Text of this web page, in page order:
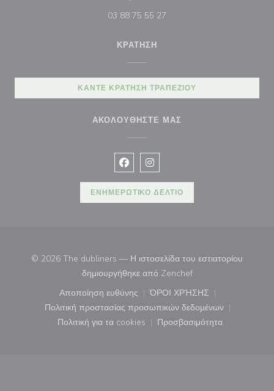
03 88 75 55 27
ΚΡΆΤΗΣΗ
ΚΆΝΤΕ ΚΡΆΤΗΣΗ ΤΡΑΠΕΖΙΟΎ
ΑΚΟΛΟΥΘΉΣΤΕ ΜΑΣ
Facebook ((ανοίγει σε νέο
Instagram ((ανοίγει σε νέο
ΕΝΗΜΕΡΩΤΙΚΌ ΔΕΛΤΊΟ
© 2026 The dubliners — Η ιστοσελίδα του εστιατορίου
δημιουργήθηκε από Zenchef((ανοίγει σε νέο
Αποποίηση ευθύνης
((ανοίγει σε νέο παράθυρο))
ΌΡΟΙ ΧΡΉΣΗΣ
((ανοίγει σε νέο
Πολιτική προστασίας προσωπικών δεδομένων
((ανοίγει σε νέο παράθυρο))
Πολιτική για τα cookies
((ανοίγει σε νέο παράθυρο))
Προσβασιμότητα
((ανοίγει σε νέο